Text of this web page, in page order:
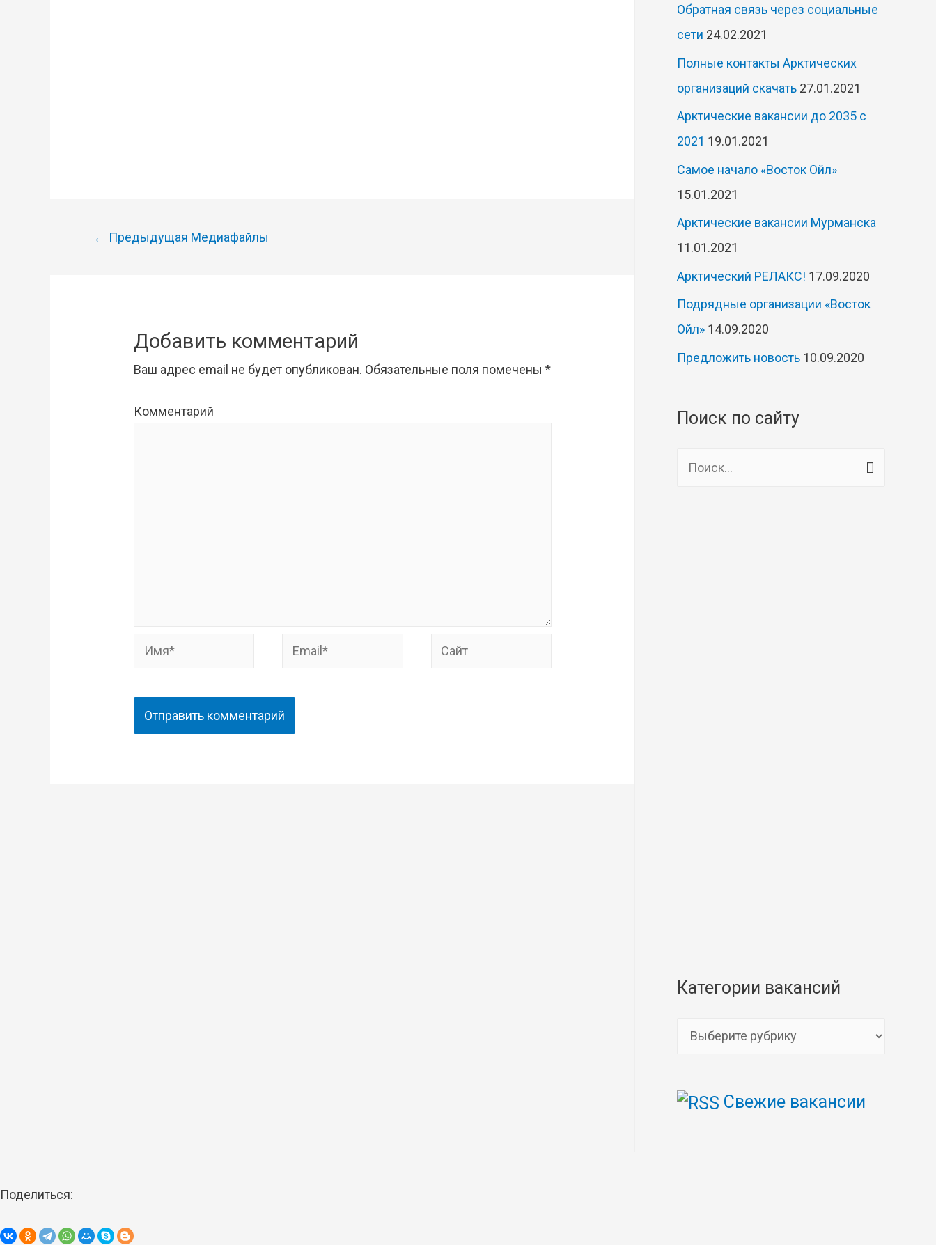
Навигация
← Предыдущая Медиафайлы
Добавить комментарий
Ваш адрес email не будет опубликован. Обязательные поля помечены*
Комментарий
Имя* Email* Сайт
Обратная связь через социальные
сети 24.02.2021
Полные контакты Арктических
организаций скачать 27.01.2021
Арктические вакансии до 2035 с
2021 19.01.2021
Самое начало «Восток Ойл»
15.01.2021
Арктические вакансии Мурманска
11.01.2021
Арктический РЕЛАКС! 17.09.2020
Подрядные организации «Восток
Ойл» 14.09.2020
Предложить новость 10.09.2020
Поиск по сайту
Категории вакансий
е
Свежие вакансии
Поделиться: